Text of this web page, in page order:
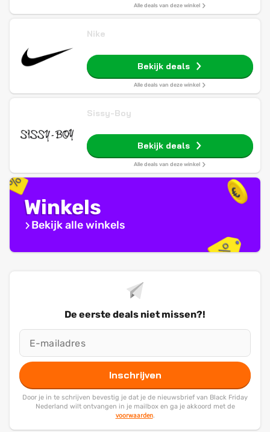
Alle deals van deze winkel
Nike
Bekijk deals
Alle deals van deze winkel
Sissy-Boy
Bekijk deals
Alle deals van deze winkel
Winkels
Bekijk alle winkels
De eerste deals niet missen?!
Inschrijven
Door je in te schrijven bevestig je dat je de nieuwsbrief van Black Friday
Nederland wilt ontvangen in je mailbox en ga je akkoord met de
voorwaarden.